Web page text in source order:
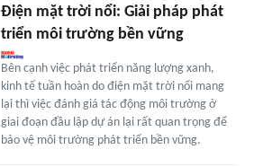
Điện mặt trời nổi: Giải pháp phát
triển môi trường bền vững
Bên cạnh việc phát triển năng lượng xanh,
kinh tế tuần hoàn do điện mặt trời nổi mang
lại thì việc đánh giá tác động môi trường ở
giai đoạn đầu lập dự án lại rất quan trọng để
bảo vệ môi trường phát triển bền vững.